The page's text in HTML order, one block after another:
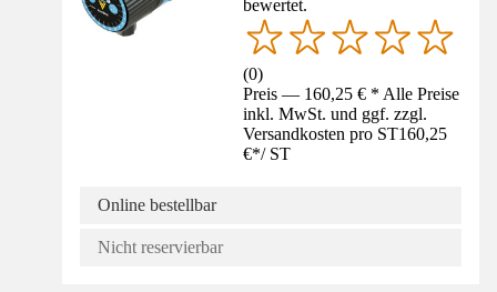
bewertet.
(0)
Preis — 160,25 € * Alle Preise
inkl. MwSt. und ggf. zzgl.
Versandkosten pro ST160,25
€*/ ST
Online bestellbar
Nicht reservierbar